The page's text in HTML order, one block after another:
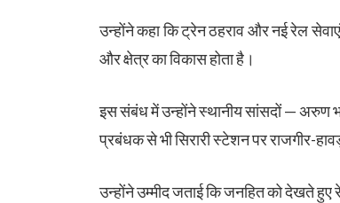
उन्होंने कहा कि ट्रेन ठहराव और नई रेल
और क्षेत्र का विकास होता है।
इस संबंध में उन्होंने स्थानीय सांसदों —
प्रबंधक से भी सिरारी स्टेशन पर राजगीर-
उन्होंने उम्मीद जताई कि जनहित को देखते हुए